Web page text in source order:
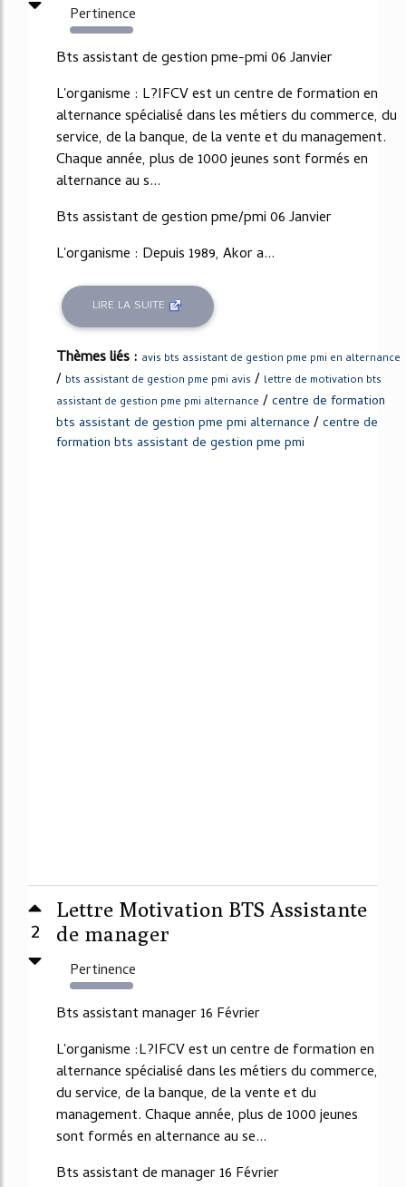
Pertinence
2279%
Bts assistant de gestion pme-pmi 06 Janvier
L'organisme : L?IFCV est un centre de formation en
alternance spécialisé dans les métiers du commerce, du
service, de la banque, de la vente et du management.
Chaque année, plus de 1000 jeunes sont formés en
alternance au s...
Bts assistant de gestion pme/pmi 06 Janvier
L'organisme : Depuis 1989, Akor a...
LIRE LA SUITE
Thèmes liés : avis bts assistant de gestion pme pmi en alternance
/ bts assistant de gestion pme pmi avis / lettre de motivation bts
assistant de gestion pme pmi alternance /centre de formation
bts assistant de gestion pme pmi alternance /centre de
formation bts assistant de gestion pme pmi
2
Lettre Motivation BTS Assistante
de manager
Pertinence
1483%
Bts assistant manager 16 Février
L'organisme :L?IFCV est un centre de formation en
alternance spécialisé dans les métiers du commerce,
du service, de la banque, de la vente et du
management. Chaque année, plus de 1000 jeunes
sont formés en alternance au se...
Bts assistant de manager 16 Février